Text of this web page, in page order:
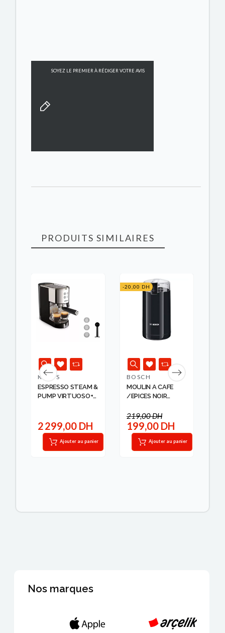
SOYEZ LE PREMIER À RÉDIGER VOTRE AVIS
PRODUITS SIMILAIRES
KRUPS
ESPRESSO STEAM &
PUMP VIRTUOSO+
2 299,00 DH
Ajouter au panier
-20,00 DH
BOSCH
MOULIN A CAFE
/EPICES NOIR
219,00 DH
199,00 DH
Ajouter au panier
Nos marques